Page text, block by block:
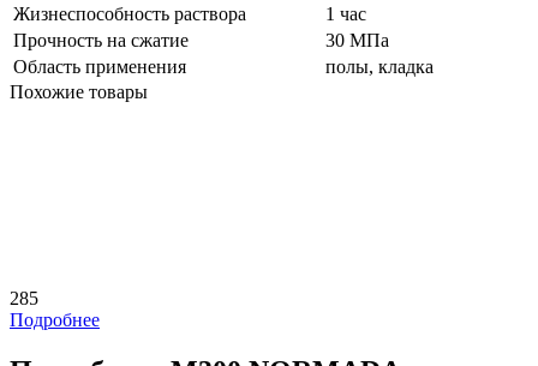
Жизнеспособность раствора
1 час
Прочность на сжатие
30 МПа
Область применения
полы, кладка
Похожие товары
285
Подробнее